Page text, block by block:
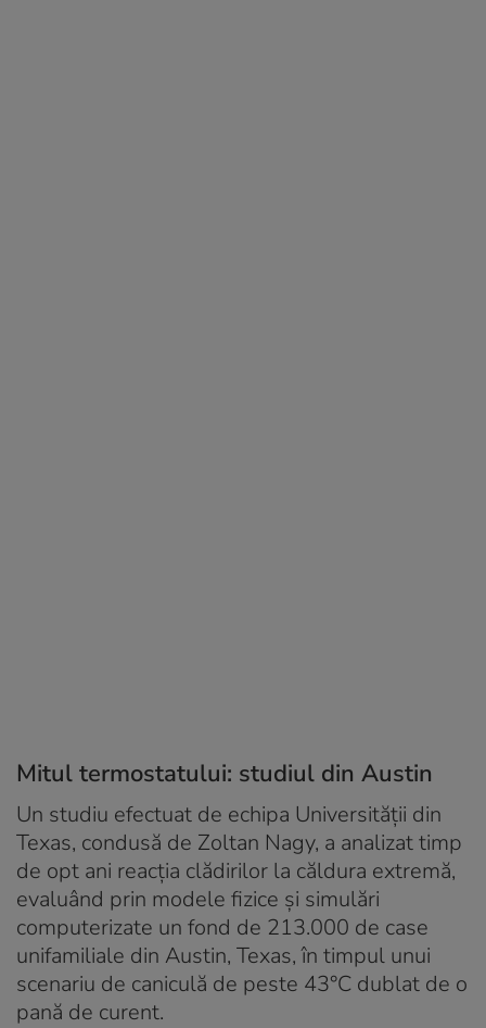
Mitul termostatului: studiul din Austin
Un studiu efectuat de echipa Universității din
Texas, condusă de Zoltan Nagy, a analizat timp
de opt ani reacția clădirilor la căldura extremă,
evaluând prin modele fizice și simulări
computerizate un fond de 213.000 de case
unifamiliale din Austin, Texas, în timpul unui
scenariu de caniculă de peste 43°C dublat de o
pană de curent.